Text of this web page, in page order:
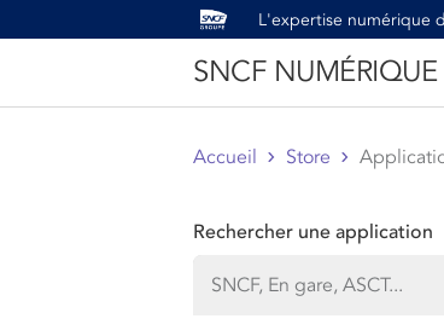
L'expertise numérique
SNCF NUMÉRIQUE
Accueil Store
Rechercher une application